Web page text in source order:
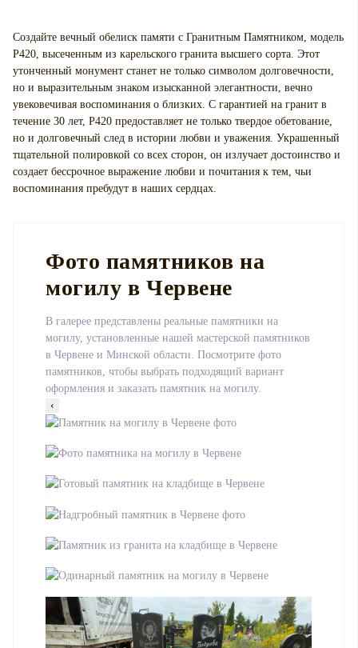
Создайте вечный обелиск памяти с Гранитным Памятником, модель
P420, высеченным из карельского гранита высшего сорта. Этот
утонченный монумент станет не только символом долговечности,
но и выразительным знаком изысканной элегантности, вечно
увековечивая воспоминания о близких. С гарантией на гранит в
течение 30 лет, P420 предоставляет не только твердое обетование,
но и долговечный след в истории любви и уважения. Украшенный
тщательной полировкой со всех сторон, он излучает достоинство и
создает бессрочное выражение любви и почитания к тем, чьи
воспоминания пребудут в наших сердцах.
Фото памятников на
могилу в Червене
В галерее представлены реальные памятники на
могилу, установленные нашей мастерской памятников
в Червене и Минской области. Посмотрите фото
памятников, чтобы выбрать подходящий вариант
оформления и заказать памятник на могилу.
‹